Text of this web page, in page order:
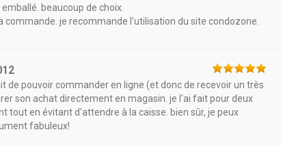
beaucoup de choix.
commande. je recommande l'utilisation du site condozone.
pouvoir commander en ligne (et donc de recevoir un très
son achat directement en magasin. je l'ai fait pour deux
tout en évitant d'attendre à la caisse. bien sûr, je peux
fabuleux!